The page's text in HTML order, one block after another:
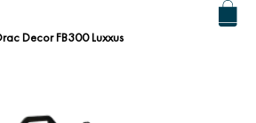
Decor FB300 Luxxus